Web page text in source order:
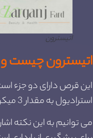
اتیسترون
اتیسترون چیست
استرادیول به مقدار 3 میکرو گرم می باشد.
می توانیم به این نکته